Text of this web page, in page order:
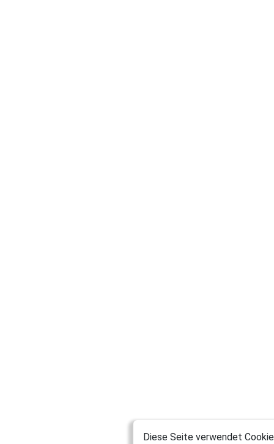
Diese Seite verwendet